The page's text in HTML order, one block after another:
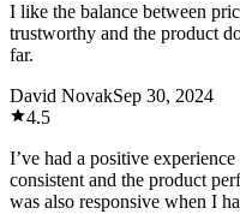
I like the balance between
trustworthy and the product
far.
David NovakSep 30, 2024
4.5
I’ve had a positive
consistent and the product
was also responsive when I